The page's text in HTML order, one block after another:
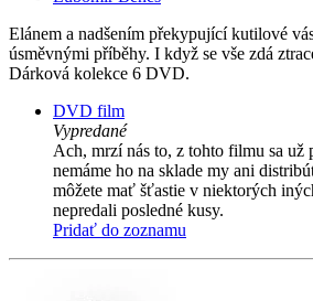
Elánem a nadšením překypující kutilové
úsměvnými příběhy. I když se vše zdá
Dárková kolekce 6 DVD.
DVD film
Vypredané
Ach, mrzí nás to, z tohto filmu sa už
nemáme ho na sklade my ani
môžete mať šťastie v niektorých
nepredali posledné kusy.
Pridať do zoznamu